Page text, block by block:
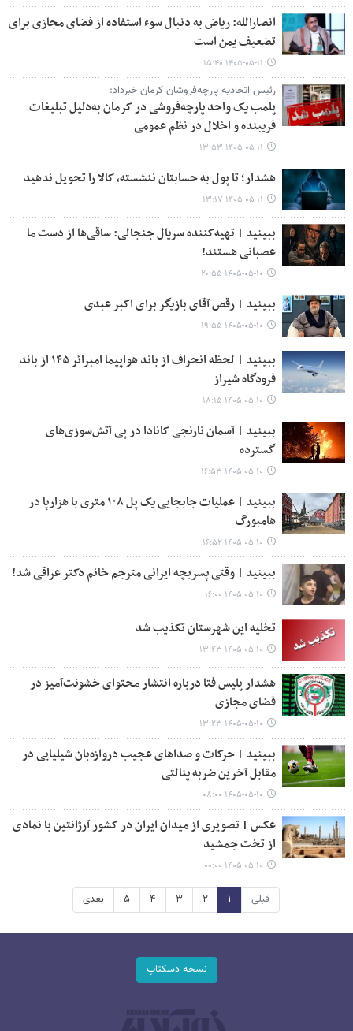
انصارالله: ریاض به دنبال سوء استفاده از فضای مجازی برای
تضعیف یمن است
۱۴۰۵-۰۵-۱۱ ۱۵:۴۰
رئیس اتحادیه پارچه‌فروشان کرمان خبرداد:
پلمب یک واحد پارچه‌فروشی در کرمان به‌دلیل تبلیغات
فریبنده و اخلال در نظم عمومی
۱۴۰۵-۰۵-۱۱ ۱۳:۵۳
هشدار؛ تا پول به حسابتان ننشسته، کالا را تحویل ندهید
۱۴۰۵-۰۵-۱۱ ۱۳:۱۷
ببینید | تهیه‌کننده سریال جنجالی: ساقی‌ها از دست ما
عصبانی هستند!
۱۴۰۵-۰۵-۱۰ ۲۰:۵۵
ببینید | رقص آقای بازیگر برای اکبر عبدی
۱۴۰۵-۰۵-۱۰ ۱۹:۵۵
ببینید | لحظه انحراف از باند هواپیما امبرائر ۱۴۵ از باند
فرودگاه شیراز
۱۴۰۵-۰۵-۱۰ ۱۸:۱۵
ببینید | آسمان نارنجی کانادا در پی آتش‌سوزی‌های
گسترده
۱۴۰۵-۰۵-۱۰ ۱۶:۵۳
ببینید | عملیات جابجایی یک پل ۱۰۸ متری با هزارپا در
هامبورگ
۱۴۰۵-۰۵-۱۰ ۱۶:۵۲
ببینید | وقتی پسربچه ایرانی مترجم خانم دکتر عراقی شد!
۱۴۰۵-۰۵-۱۰ ۱۶:۰۰
تخلیه این شهرستان تکذیب شد
۱۴۰۵-۰۵-۱۰ ۱۳:۴۳
هشدار پلیس فتا درباره انتشار محتوای خشونت‌آمیز در
فضای مجازی
۱۴۰۵-۰۵-۱۰ ۱۳:۲۳
ببینید | حرکات و صداهای عجیب دروازه‌بان شیلیایی در
مقابل آخرین ضربه پنالتی
۱۴۰۵-۰۵-۱۰ ۰۸:۰۰
عکس | تصویری از میدان ایران در کشور آرژانتین با نمادی
از تخت جمشید
۱۴۰۵-۰۵-۱۰ ۰۰:۰۰
قبلی ۱ ۲ ۳ ۴ ۵ بعدی
نسخه دسکتاپ